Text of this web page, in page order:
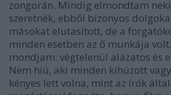
zongorán. Mindig elmondtam
szeretnék, ebből bizonyos
másokat elutasított, de a
minden esetben az ő munkája
mondjam: végtelenül alázatos és
Nem hiú, aki minden kihúzott
kényes lett volna, mint az írók